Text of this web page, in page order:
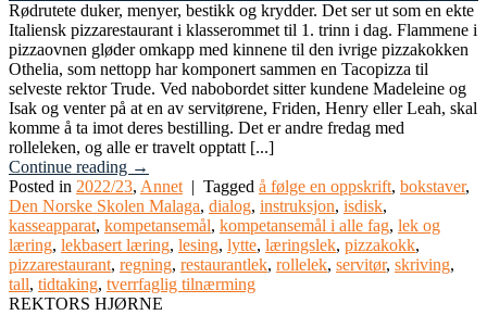
Rødrutete duker, menyer, bestikk og krydder. Det ser ut som en ekte
Italiensk pizzarestaurant i klasserommet til 1. trinn i dag. Flammene i
pizzaovnen gløder omkapp med kinnene til den ivrige pizzakokken
Othelia, som nettopp har komponert sammen en Tacopizza til
selveste rektor Trude. Ved nabobordet sitter kundene Madeleine og
Isak og venter på at en av servitørene, Friden, Henry eller Leah, skal
komme å ta imot deres bestilling. Det er andre fredag med
rolleleken, og alle er travelt opptatt [...]
Continue reading →
Posted in 2022/23, Annet | Tagged å følge en oppskrift, bokstaver,
Den Norske Skolen Malaga, dialog, instruksjon, isdisk,
kasseapparat, kompetansemål, kompetansemål i alle fag, lek og
læring, lekbasert læring, lesing, lytte, læringslek, pizzakokk,
pizzarestaurant, regning, restaurantlek, rollelek, servitør, skriving,
tall, tidtaking, tverrfaglig tilnærming
REKTORS HJØRNE